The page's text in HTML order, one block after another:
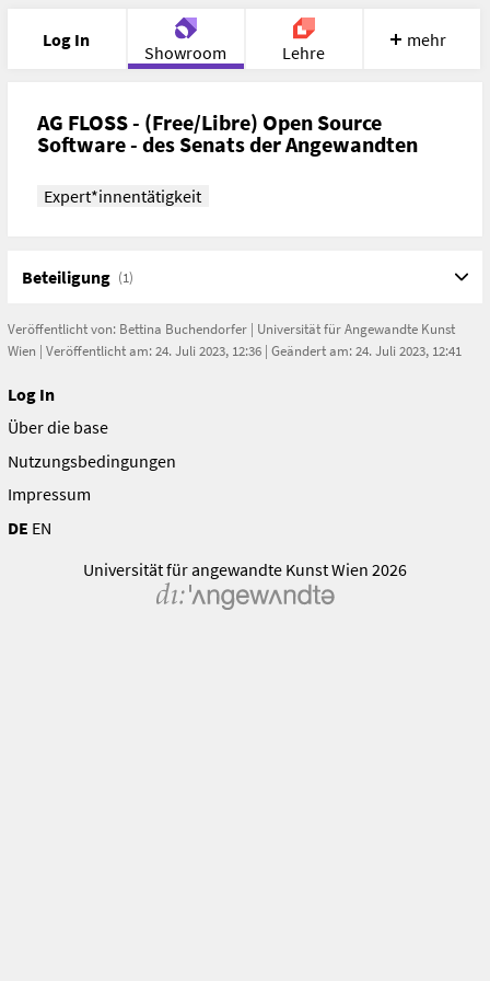
Log In
Showroom Lehre
Portfolio Image Cloud
mehr
AG FLOSS - (Free/Libre) Open Source
Software - des Senats der Angewandten
Expert*innentätigkeit
Beteiligung (1)
Veröffentlicht von: Bettina Buchendorfer| Universität für Angewandte Kunst
Wien | Veröffentlicht am: 24. Juli 2023, 12:36 | Geändert am: 24. Juli 2023, 12:41
Log In
Über die base
Nutzungsbedingungen
Impressum
DE EN
Universität für angewandte Kunst Wien 2026